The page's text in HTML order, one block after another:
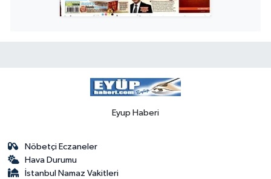
Eyup Haberi
Nöbetçi Eczaneler
Hava Durumu
İstanbul Namaz Vakitleri